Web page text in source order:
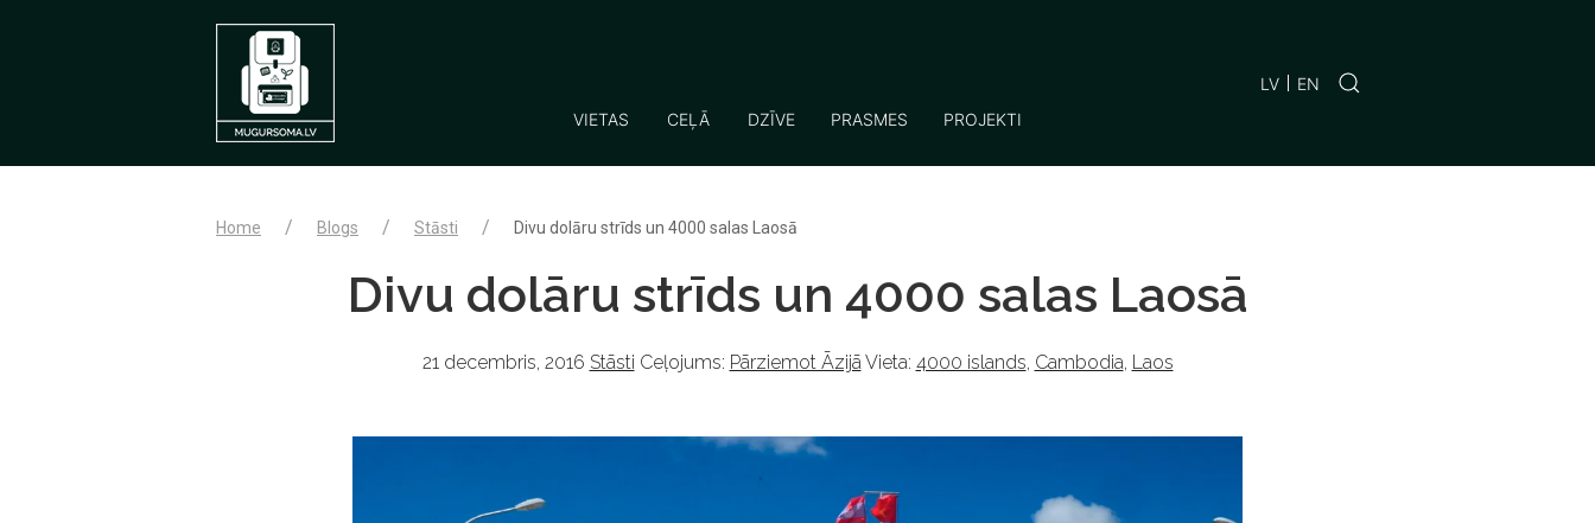
VIETAS CEĻĀ DZĪVE PRASMES PROJEKTI
LV EN
Home Blogs Stāsti Divu dolāru strīds un 4000 salas Laosā
Divu dolāru strīds un 4000 salas Laosā
21 decembris, 2016 Stāsti Ceļojums: Pārziemot ĀzijāVieta: 4000 islands, Cambodia, Laos